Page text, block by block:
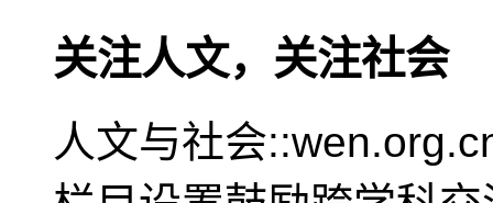
关注人文，关注社会
人文与社会